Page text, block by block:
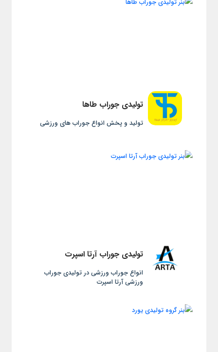
تولیدی جوراب طاها
تولید و پخش انواع جوراب های ورزشی
تولیدی جوراب آرتا اسپرت
انواع جوراب ورزشی در تولیدی جوراب
ورزشی آرتا اسپرت